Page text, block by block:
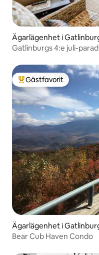
Ägarlägenhet i
Gatlinburgs 4:e juli-
Populär gästfavorit
Gästfavorit
Ägarlägenhet i
Bear Cub Haven Condo